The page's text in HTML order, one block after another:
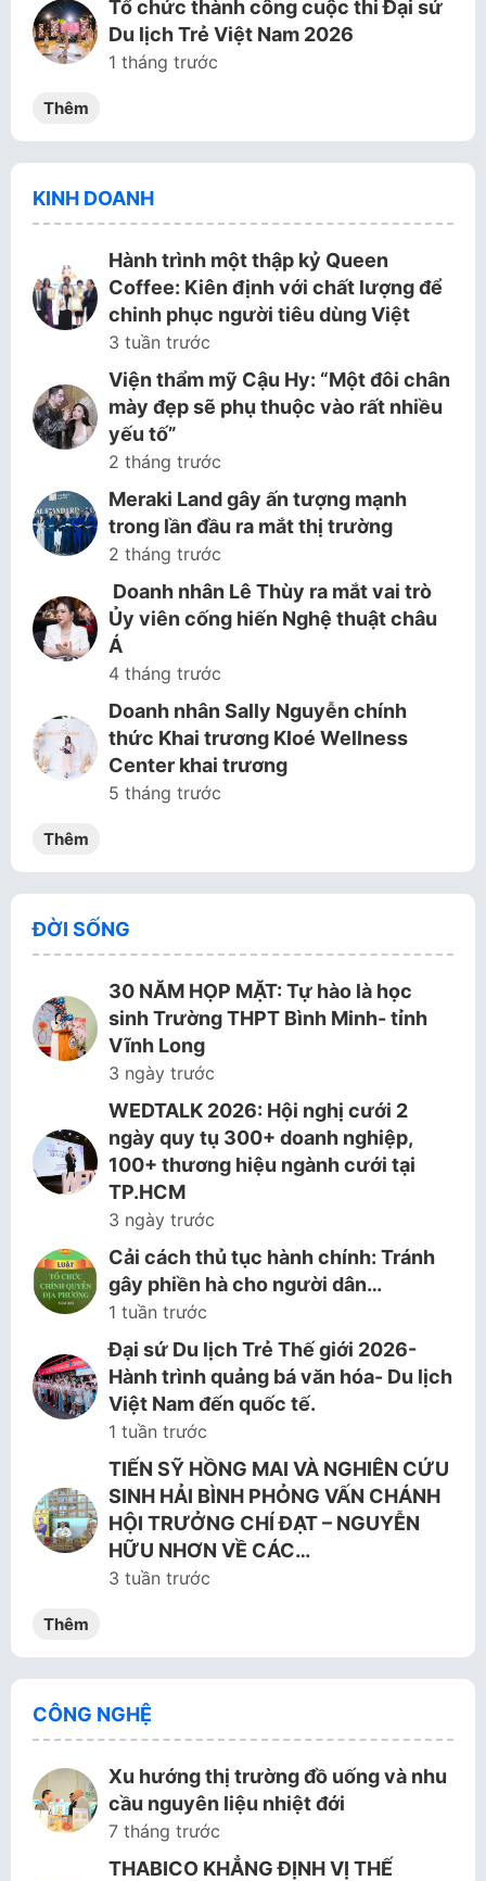
Tổ chức thành công cuộc thi Đại sứ
Du lịch Trẻ Việt Nam 2026
1 tháng trước
Thêm
KINH DOANH
Hành trình một thập kỷ Queen
Coffee: Kiên định với chất lượng để
chinh phục người tiêu dùng Việt
3 tuần trước
Viện thẩm mỹ Cậu Hy: “Một đôi chân
mày đẹp sẽ phụ thuộc vào rất nhiều
yếu tố”
2 tháng trước
Meraki Land gây ấn tượng mạnh
trong lần đầu ra mắt thị trường
2 tháng trước
Doanh nhân Lê Thùy ra mắt vai trò
Ủy viên cống hiến Nghệ thuật châu
Á
4 tháng trước
Doanh nhân Sally Nguyễn chính
thức Khai trương Kloé Wellness
Center khai trương
5 tháng trước
Thêm
ĐỜI SỐNG
30 NĂM HỌP MẶT: Tự hào là học
sinh Trường THPT Bình Minh- tỉnh
Vĩnh Long
3 ngày trước
WEDTALK 2026: Hội nghị cưới 2
ngày quy tụ 300+ doanh nghiệp,
100+ thương hiệu ngành cưới tại
TP.HCM
3 ngày trước
Cải cách thủ tục hành chính: Tránh
gây phiền hà cho người dân…
1 tuần trước
Đại sứ Du lịch Trẻ Thế giới 2026-
Hành trình quảng bá văn hóa- Du lịch
Việt Nam đến quốc tế.
1 tuần trước
TIẾN SỸ HỒNG MAI VÀ NGHIÊN CỨU
SINH HẢI BÌNH PHỎNG VẤN CHÁNH
HỘI TRƯỞNG CHÍ ĐẠT – NGUYỄN
HỮU NHƠN VỀ CÁC…
3 tuần trước
Thêm
CÔNG NGHỆ
Xu hướng thị trường đồ uống và nhu
cầu nguyên liệu nhiệt đới
7 tháng trước
THABICO KHẲNG ĐỊNH VỊ THẾ